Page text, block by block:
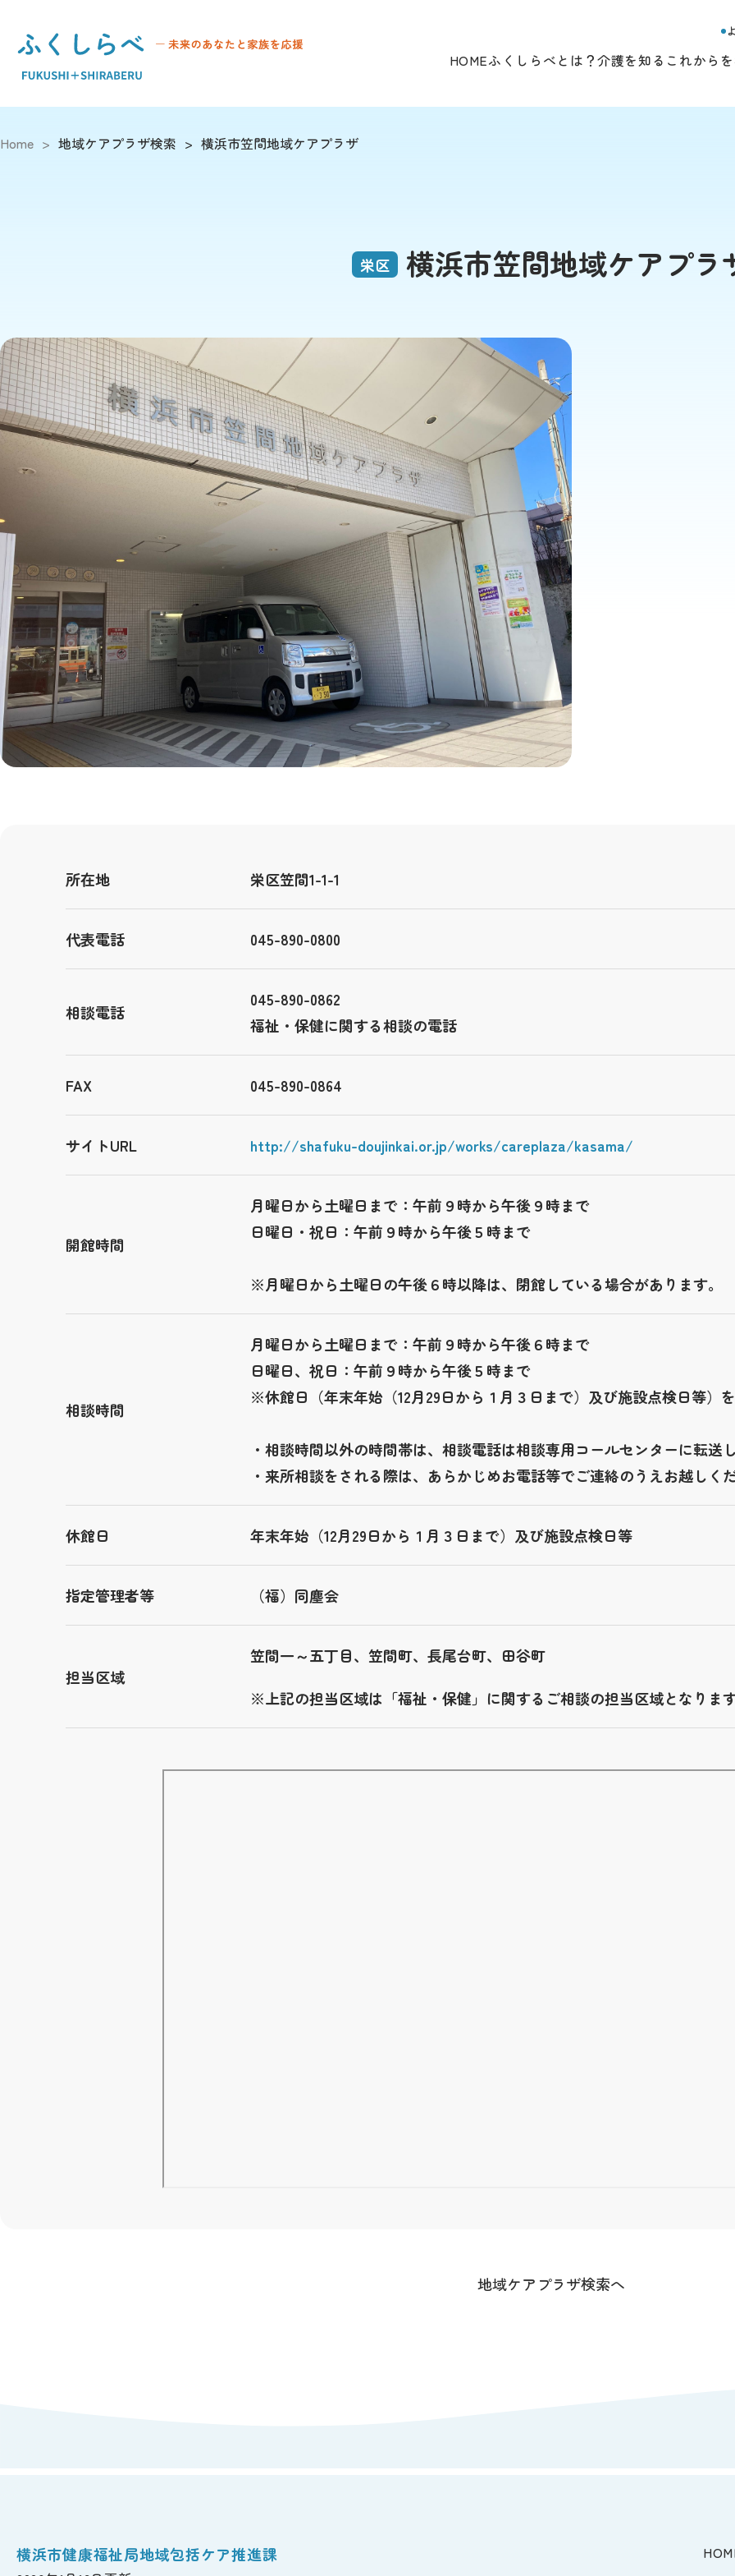
HOMEふくしらべとは？介護を知る これから
Home > 地域ケアプラザ検索 > 横浜市笠間地域ケアプラザ
栄区 横浜市笠間地域ケアプラ
所在地 栄区笠間1-1-1
代表電話 045-890-0800
相談電話
045-890-0862
福祉・保健に関する相談の電話
FAX 045-890-0864
サイトURL http://shafuku-doujinkai.or.jp/works/careplaza/kasama/
開館時間
月曜日から土曜日まで：午前９時から午後９時まで
日曜日・祝日：午前９時から午後５時まで
※月曜日から土曜日の午後６時以降は、閉館している場合があります。
相談時間
月曜日から土曜日まで：午前９時から午後６時まで
日曜日、祝日：午前９時から午後５時まで
※休館日（年末年始（12月29日から１月３日まで）及び施設点検日等）
・相談時間以外の時間帯は、相談電話は相談専用コールセンターに転送
・来所相談をされる際は、あらかじめお電話等でご連絡のうえお越しくだ
休館日 年末年始（12月29日から１月３日まで）及び施設点検日等
指定管理者等 （福）同塵会
担当区域
笠間一～五丁目、笠間町、長尾台町、田谷町
※上記の担当区域は「福祉・保健」に関するご相談の担当区域となります
地域ケアプラザ検索へ
横浜市健康福祉局地域包括ケア推進課